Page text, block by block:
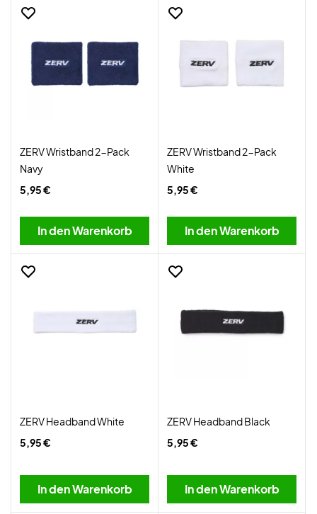
ZERV Wristband 2-Pack
Navy
5,95 €
In den Warenkorb
ZERV Wristband 2-Pack
White
5,95 €
In den Warenkorb
ZERV Headband White
5,95 €
In den Warenkorb
ZERV Headband Black
5,95 €
In den Warenkorb